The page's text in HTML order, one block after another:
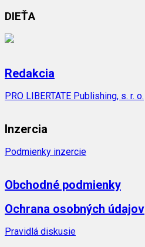
DIEŤA
Redakcia
PRO LIBERTATE Publishing, s. r. o.
Inzercia
Podmienky inzercie
Obchodné podmienky
Ochrana osobných údajov
Pravidlá diskusie